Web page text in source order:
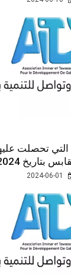
التي تحصلت
29/05/2024.